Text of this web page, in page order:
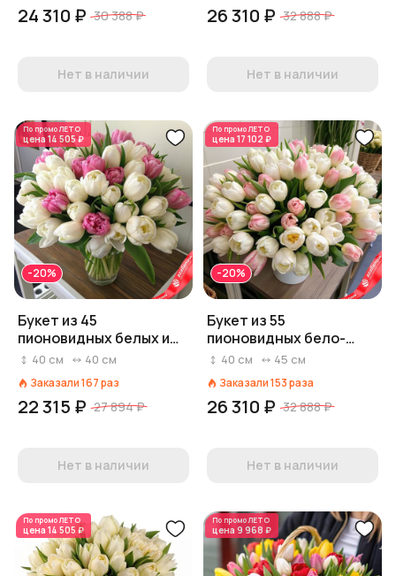
24 310 ₽ 30 388 ₽
Нет в наличии
26 310 ₽ 32 888 ₽
Нет в наличии
По промоЛЕТО
цена 14 505 ₽
-20%
Букет из 45
пионовидных белых и
розовых тюльпанов,
40 см 40 см
Заказали167раз
22 315 ₽ 27 894 ₽
Нет в наличии
По промоЛЕТО
цена 17 102 ₽
-20%
Букет из 55
пионовидных бело-
розовых тюльпанов,
40 см 45 см
Заказали153раза
26 310 ₽ 32 888 ₽
Нет в наличии
По промоЛЕТО
цена 14 505 ₽
По промоЛЕТО
цена 9 968 ₽